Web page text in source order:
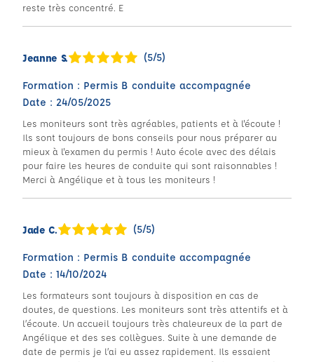
reste très concentré. E
Jeanne S. (5/5)
Formation : Permis B conduite accompagnée
Date : 24/05/2025
Les moniteurs sont très agréables, patients et à l'écoute !
Ils sont toujours de bons conseils pour nous préparer au
mieux à l'examen du permis ! Auto école avec des délais
pour faire les heures de conduite qui sont raisonnables !
Merci à Angélique et à tous les moniteurs !
Jade C. (5/5)
Formation : Permis B conduite accompagnée
Date : 14/10/2024
Les formateurs sont toujours à disposition en cas de
doutes, de questions. Les moniteurs sont très attentifs et à
l’écoute. Un accueil toujours très chaleureux de la part de
Angélique et des ses collègues. Suite à une demande de
date de permis je l’ai eu assez rapidement. Ils essaient